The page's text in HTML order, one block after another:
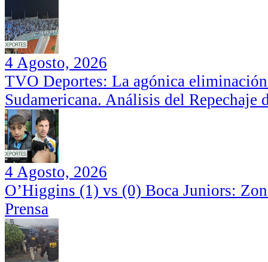
4 Agosto, 2026
TVO Deportes: La agónica
Sudamericana. Análisis del Repechaje
4 Agosto, 2026
O’Higgins (1) vs (0) Boca Juniors:
Prensa